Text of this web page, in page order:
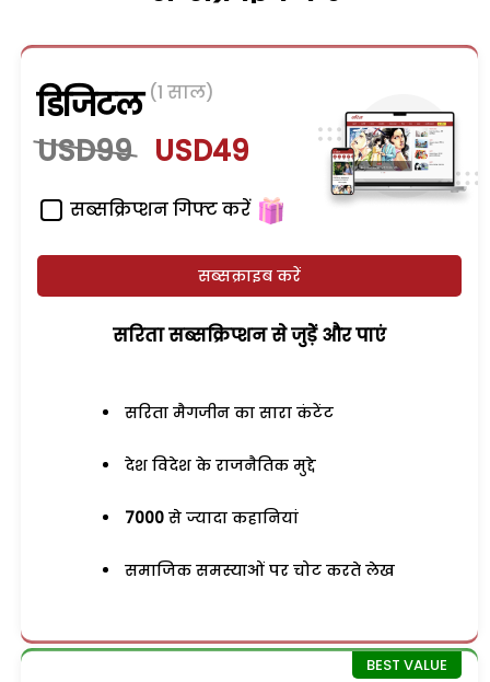
डिजिटल (1 साल)
USD99 USD49
सब्सक्रिप्शन गिफ्ट करें
सब्सक्राइब करें
सरिता सब्सक्रिप्शन से जुड़ेें और पाएं
सरिता मैगजीन का सारा कंटेंट
देश विदेश के राजनैतिक मुद्दे
7000 से ज्यादा कहानियां
समाजिक समस्याओं पर चोट करते लेख